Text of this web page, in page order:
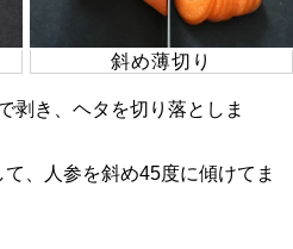
斜め薄切り
、人参を斜め45度に傾けてま